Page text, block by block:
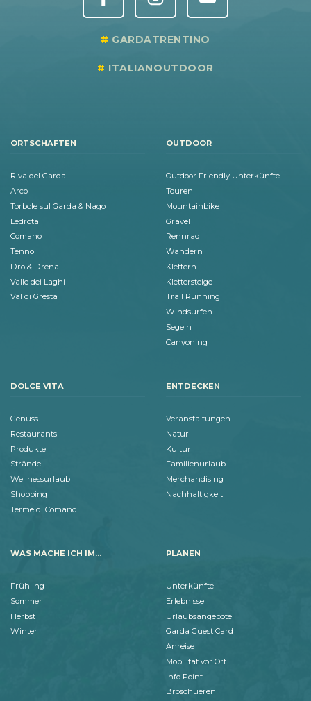
GARDATRENTINO
ITALIANOUTDOOR
ORTSCHAFTEN
Riva del Garda
Arco
Torbole sul Garda & Nago
Ledrotal
Comano
Tenno
Dro & Drena
Valle dei Laghi
Val di Gresta
OUTDOOR
Outdoor Friendly Unterkünfte
Touren
Mountainbike
Gravel
Rennrad
Wandern
Klettern
Klettersteige
Trail Running
Windsurfen
Segeln
Canyoning
DOLCE VITA
Genuss
Restaurants
Produkte
Strände
Wellnessurlaub
Shopping
Terme di Comano
ENTDECKEN
Veranstaltungen
Natur
Kultur
Familienurlaub
Merchandising
Nachhaltigkeit
WAS MACHE ICH IM...
Frühling
Sommer
Herbst
Winter
PLANEN
Unterkünfte
Erlebnisse
Urlaubsangebote
Garda Guest Card
Anreise
Mobilität vor Ort
Info Point
Broschueren